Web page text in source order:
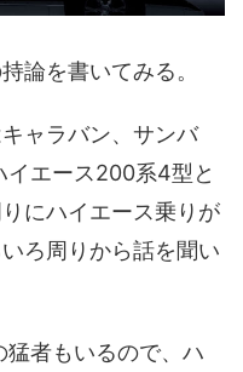
論を書いてみる。
ャラバン、サンバ
イエース200系4型と
にハイエース乗りが
ろ周りから話を聞い
者もいるので、ハ